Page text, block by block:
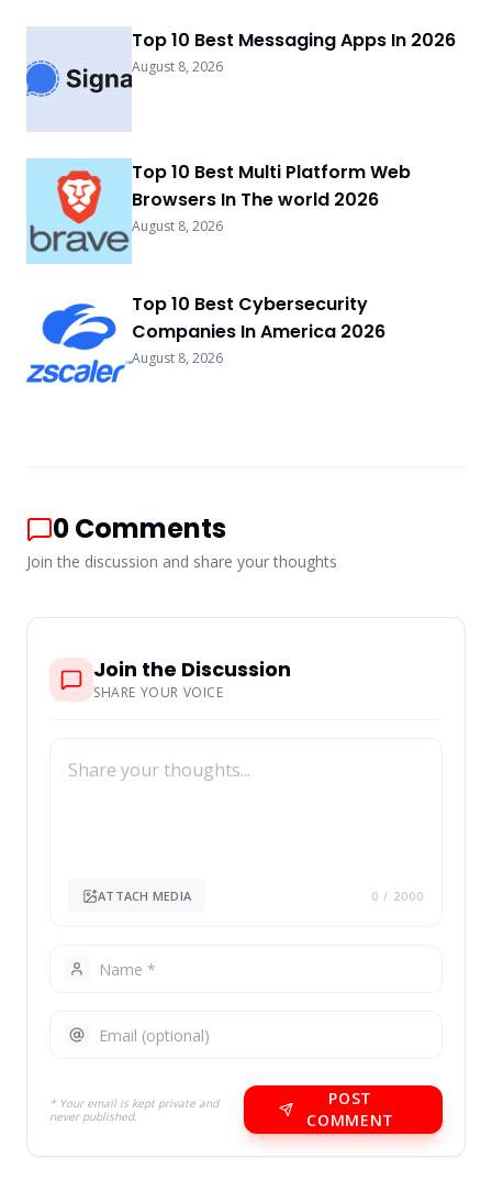
Top 10 Best Messaging Apps In 2026
August 8, 2026
Top 10 Best Multi Platform Web
Browsers In The world 2026
August 8, 2026
Top 10 Best Cybersecurity
Companies In America 2026
August 8, 2026
0Comments
Join the discussion and share your thoughts
Join the Discussion
SHARE YOUR VOICE
ATTACH MEDIA 0 / 2000
* Your email is kept private and
never published.
POST
COMMENT